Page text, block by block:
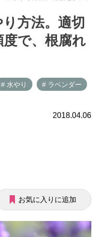
方法。適切
で、根腐れ
# 水やり # ラベンダー
2018.04.06
お気に入りに追加